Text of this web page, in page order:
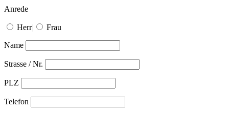
Anrede
Herr| Frau
Name
Strasse / Nr.
PLZ
Telefon